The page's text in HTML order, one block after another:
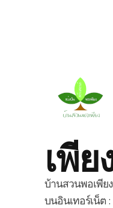
เพีย
บ้านสวนพอเพีย
บนอินเทอร์เน็ต